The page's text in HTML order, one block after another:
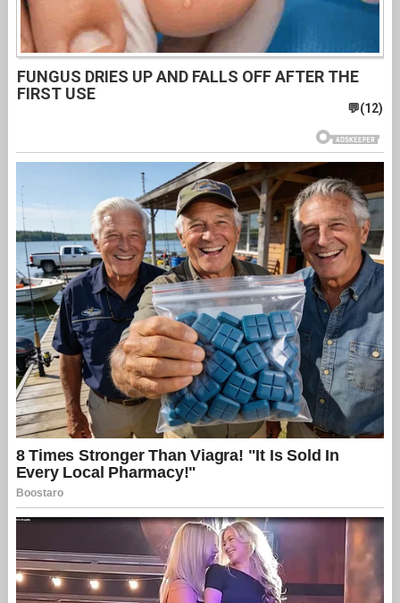
FUNGUS DRIES UP AND FALLS OFF AFTER THE
FIRST USE